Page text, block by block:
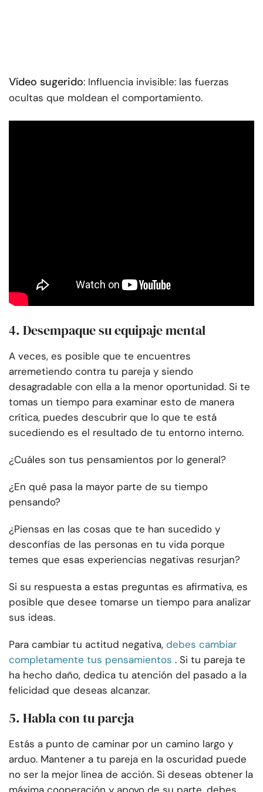
Vídeo sugerido: Influencia invisible: las fuerzas
ocultas que moldean el comportamiento.
4. Desempaque su equipaje mental
A veces, es posible que te encuentres
arremetiendo contra tu pareja y siendo
desagradable con ella a la menor oportunidad. Si te
tomas un tiempo para examinar esto de manera
crítica, puedes descubrir que lo que te está
sucediendo es el resultado de tu entorno interno.
¿Cuáles son tus pensamientos por lo general?
¿En qué pasa la mayor parte de su tiempo
pensando?
¿Piensas en las cosas que te han sucedido y
desconfías de las personas en tu vida porque
temes que esas experiencias negativas resurjan?
Si su respuesta a estas preguntas es afirmativa, es
posible que desee tomarse un tiempo para analizar
sus ideas.
Para cambiar tu actitud negativa, debes cambiar
completamente tus pensamientos . Si tu pareja te
ha hecho daño, dedica tu atención del pasado a la
felicidad que deseas alcanzar.
5. Habla con tu pareja
Estás a punto de caminar por un camino largo y
arduo. Mantener a tu pareja en la oscuridad puede
no ser la mejor línea de acción. Si deseas obtener la